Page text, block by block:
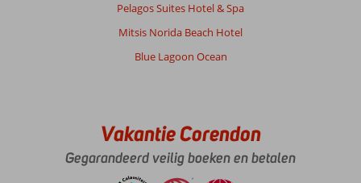
Pelagos Suites Hotel & Spa
Mitsis Norida Beach Hotel
Blue Lagoon Ocean
Vakantie Corendon
Gegarandeerd veilig boeken en betalen